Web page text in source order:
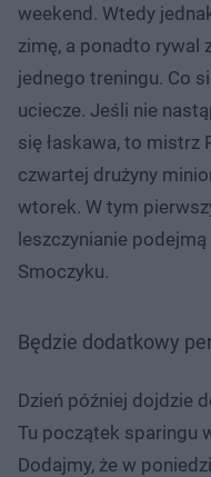
weekend. Wtedy
zimę, a ponadto rywal
jednego treningu. Co
uciecze. Jeśli nie
się łaskawa, to mistrz
czwartej drużyny
wtorek. W tym
leszczynianie
Smoczyku.
Będzie dodatkowy
Dzień później dojdzie
Tu początek sparingu
Dodajmy, że w